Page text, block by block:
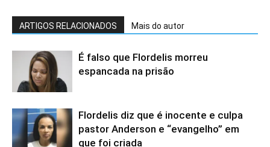
ARTIGOS RELACIONADOS Mais do autor
É falso que Flordelis morreu
espancada na prisão
Flordelis diz que é inocente e culpa
pastor Anderson e “evangelho” em
que foi criada